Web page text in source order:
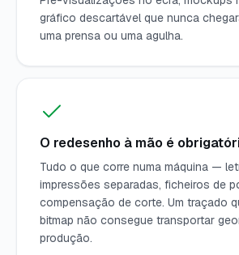
gráfico descartável que nunca
uma prensa ou uma agulha.
O redesenho à mão é
Tudo o que corre numa máquina —
impressões separadas, ficheiros de
compensação de corte. Um traçado
bitmap não consegue transportar
produção.